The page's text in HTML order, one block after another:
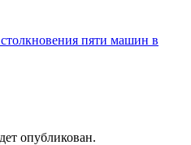
пяти машин в
опубликован.